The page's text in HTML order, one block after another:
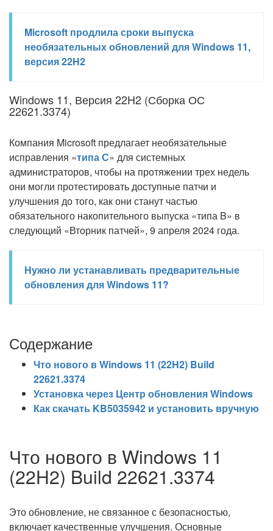
Microsoft продлила сроки выпуска
необязательных обновлений для Windows 11,
версия 22H2
Windows 11, Версия 22H2 (Сборка ОС
22621.3374)
Компания Microsoft предлагает необязательные
исправления «типа С» для системных
администраторов, чтобы на протяжении трех недель
они могли протестировать доступные патчи и
улучшения до того, как они станут частью
обязательного накопительного выпуска «типа B» в
следующий «Вторник патчей», 9 апреля 2024 года.
Нужно ли устанавливать предварительные
обновления для Windows 11?
Содержание
Что нового в Windows 11 (22H2) Build
22621.3374
Установка через Центр обновления Windows
Как скачать KB5035942 и установить вручную
Что нового в Windows 11
(22H2) Build 22621.3374
Это обновление, не связанное с безопасностью,
включает качественные улучшения. Основные